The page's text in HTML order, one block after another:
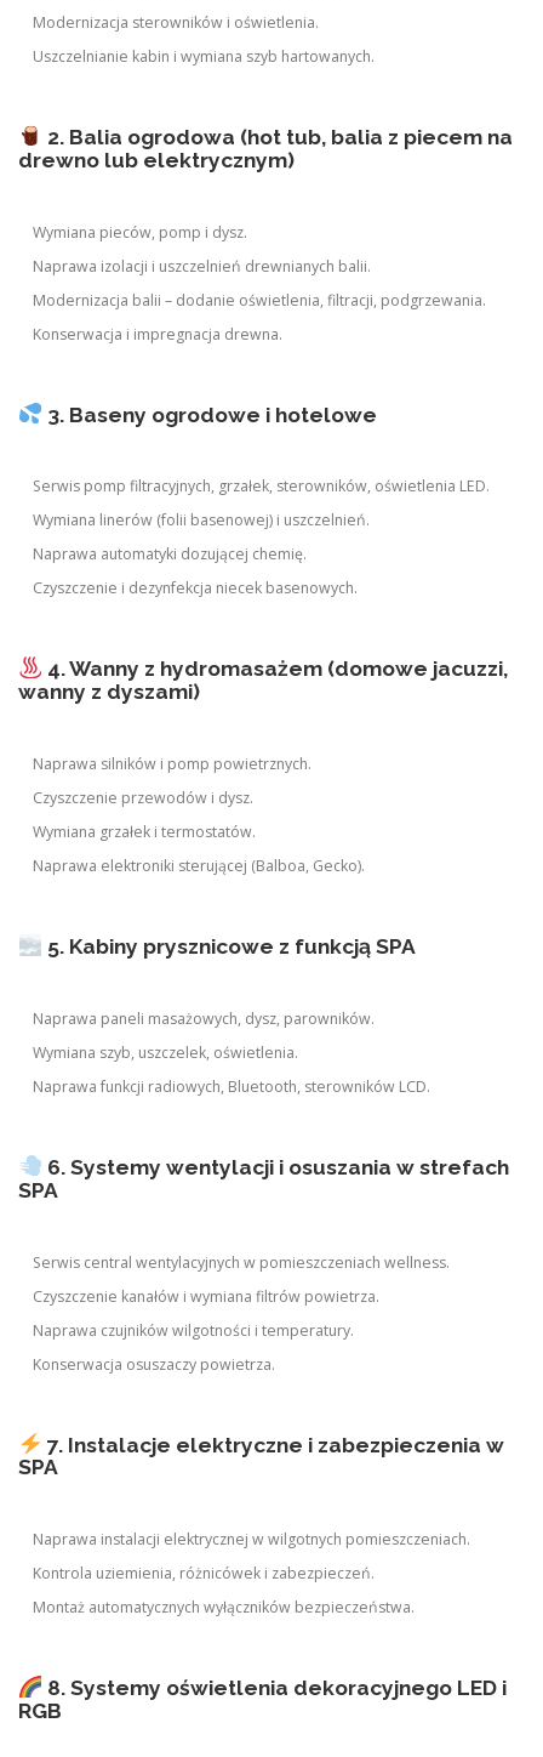
Modernizacja sterowników i oświetlenia.
Uszczelnianie kabin i wymiana szyb hartowanych.
2. Balia ogrodowa (hot tub, balia z piecem na
drewno lub elektrycznym)
Wymiana pieców, pomp i dysz.
Naprawa izolacji i uszczelnień drewnianych balii.
Modernizacja balii – dodanie oświetlenia, filtracji, podgrzewania.
Konserwacja i impregnacja drewna.
3. Baseny ogrodowe i hotelowe
Serwis pomp filtracyjnych, grzałek, sterowników, oświetlenia LED.
Wymiana linerów (folii basenowej) i uszczelnień.
Naprawa automatyki dozującej chemię.
Czyszczenie i dezynfekcja niecek basenowych.
4. Wanny z hydromasażem (domowe jacuzzi,
wanny z dyszami)
Naprawa silników i pomp powietrznych.
Czyszczenie przewodów i dysz.
Wymiana grzałek i termostatów.
Naprawa elektroniki sterującej (Balboa, Gecko).
5. Kabiny prysznicowe z funkcją SPA
Naprawa paneli masażowych, dysz, parowników.
Wymiana szyb, uszczelek, oświetlenia.
Naprawa funkcji radiowych, Bluetooth, sterowników LCD.
6. Systemy wentylacji i osuszania w strefach
SPA
Serwis central wentylacyjnych w pomieszczeniach wellness.
Czyszczenie kanałów i wymiana filtrów powietrza.
Naprawa czujników wilgotności i temperatury.
Konserwacja osuszaczy powietrza.
7. Instalacje elektryczne i zabezpieczenia w
SPA
Naprawa instalacji elektrycznej w wilgotnych pomieszczeniach.
Kontrola uziemienia, różnicówek i zabezpieczeń.
Montaż automatycznych wyłączników bezpieczeństwa.
8. Systemy oświetlenia dekoracyjnego LED i
RGB